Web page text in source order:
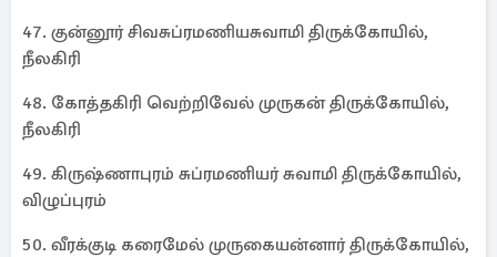
47. குன்னூர் சிவசுப்ரமணியசுவாமி திருக்கோயில்,
நீலகிரி
48. கோத்தகிரி வெற்றிவேல் முருகன் திருக்கோயில்,
நீலகிரி
49. கிருஷ்ணாபுரம் சுப்ரமணியர் சுவாமி திருக்கோயில்,
விழுப்புரம்
50. வீரக்குடி கரைமேல் முருகையன்னார் திருக்கோயில்,